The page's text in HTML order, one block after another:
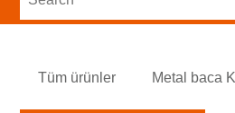
Tüm ürünler Metal baca